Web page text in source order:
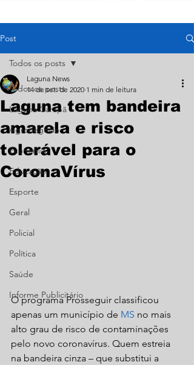
Post
Todos os posts
Laguna Carapã
Agronegócio
Economia
Educação
Esporte
Geral
Policial
Política
Saúde
Informe Publicitário
Todos os posts
Laguna tem bandeira
amarela e risco
tolerável para o
CoronaVírus
Laguna News
14 de set. de 2020 1 min de leitura
O programa Prosseguir classificou
apenas um município de MS no mais
alto grau de risco de contaminações
pelo novo coronavírus. Quem estreia
na bandeira cinza – que substitui a